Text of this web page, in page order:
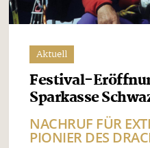
Aktuell
Festival-
Sparkasse
NACHRUF FÜR
PIONIER DES